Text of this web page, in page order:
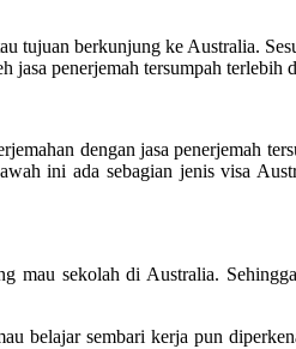
tujuan berkunjung ke Australia.
penerjemah tersumpah terlebih
dengan jasa penerjemah
ini ada sebagian jenis visa
mau sekolah di Australia.
belajar sembari kerja pun